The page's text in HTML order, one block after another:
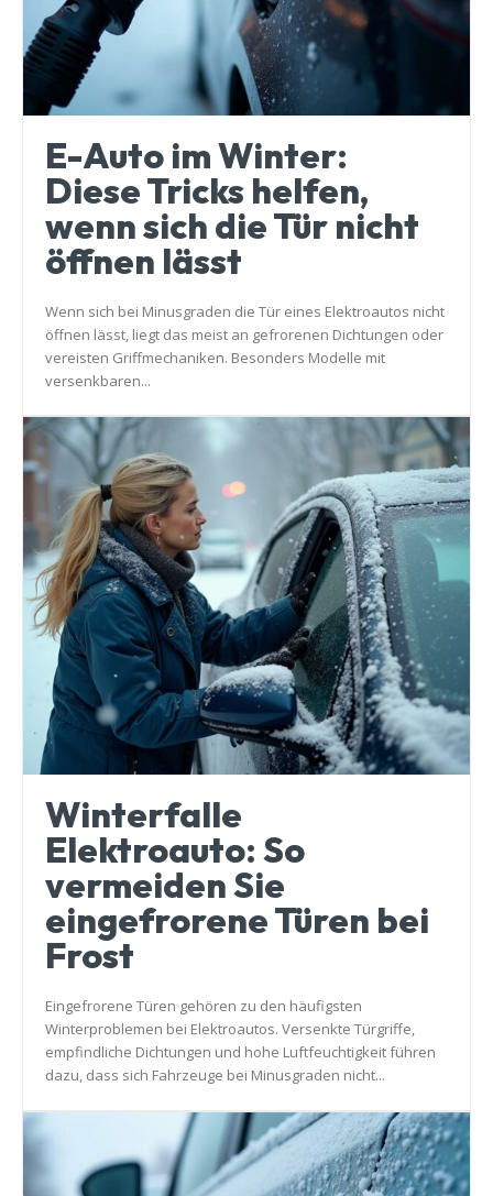
E-Auto im Winter:
Diese Tricks helfen,
wenn sich die Tür nicht
öffnen lässt
Wenn sich bei Minusgraden die Tür eines Elektroautos nicht
öffnen lässt, liegt das meist an gefrorenen Dichtungen oder
vereisten Griffmechaniken. Besonders Modelle mit
versenkbaren...
Winterfalle
Elektroauto: So
vermeiden Sie
eingefrorene Türen bei
Frost
Eingefrorene Türen gehören zu den häufigsten
Winterproblemen bei Elektroautos. Versenkte Türgriffe,
empfindliche Dichtungen und hohe Luftfeuchtigkeit führen
dazu, dass sich Fahrzeuge bei Minusgraden nicht...